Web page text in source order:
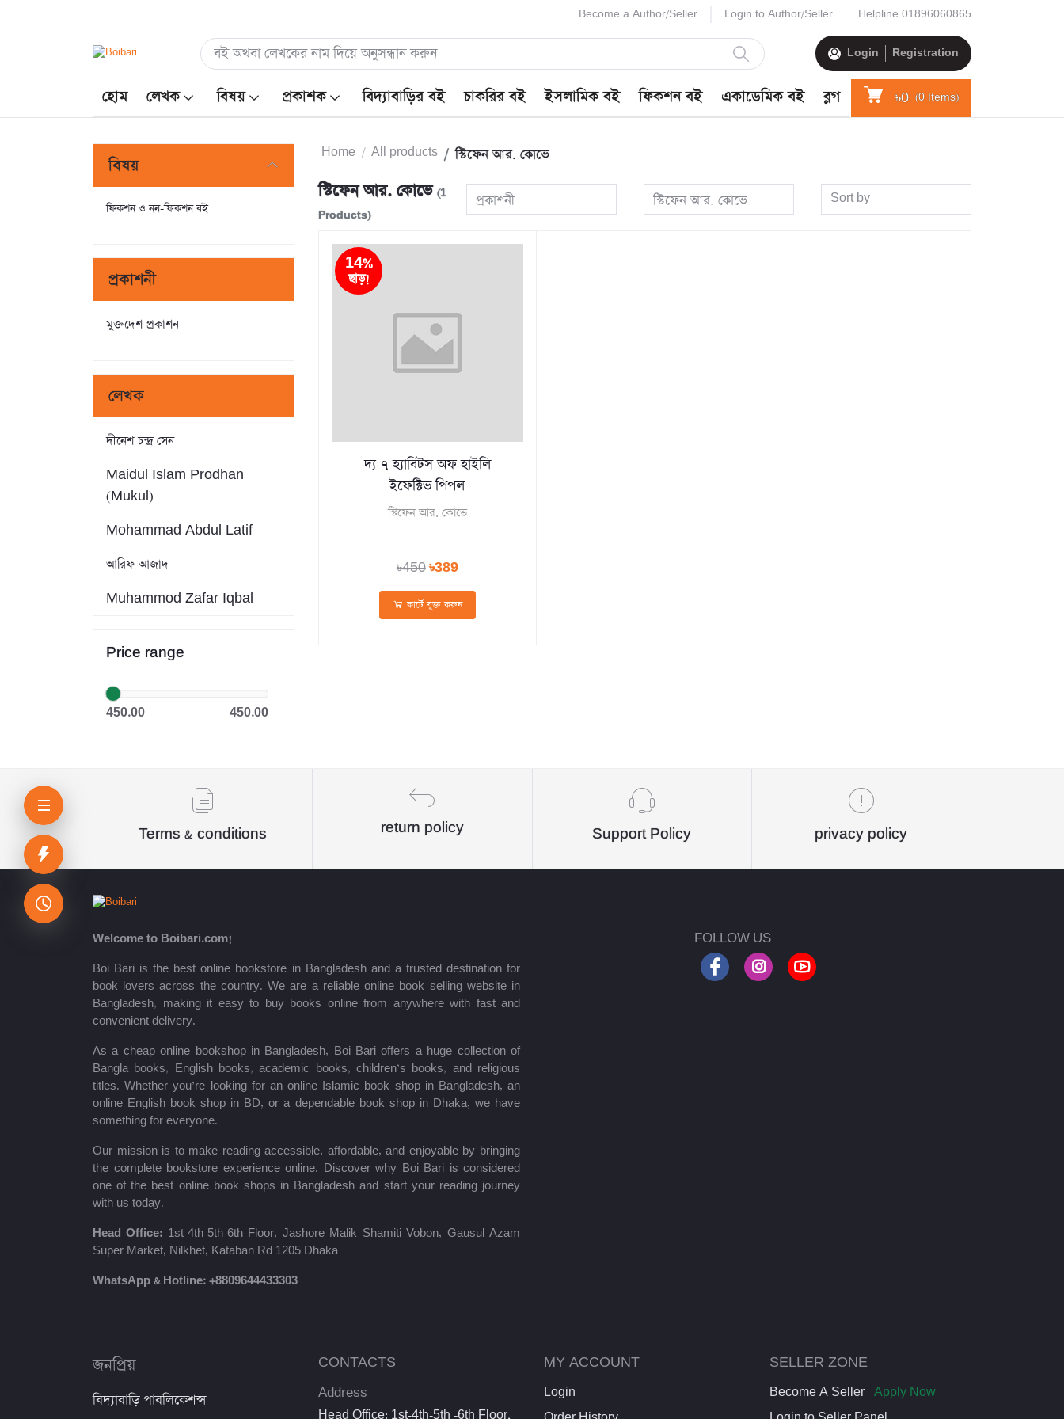
Become a Author/Seller Login to Author/Seller Helpline 01896060865
Login Registration
হোম লেখক বিষয় প্রকাশক বিদ্যাবাড়ির বই চাকরির বই ইসলামিক বই ফিকশন বই একাডেমিক বই ব্লগ ৳0 (0 Items)
বিষয়
ফিকশন ও নন-ফিকশন বই
প্রকাশনী
মুক্তদেশ প্রকাশন
লেখক
দীনেশ চন্দ্র সেন
Maidul Islam Prodhan
(Mukul)
Mohammad Abdul Latif
আরিফ আজাদ
Muhammod Zafar Iqbal
Dr. Khandaker Abdullah
Jahangir
কিউএনএ পাবলিকেশন্স লেখক পরিষদ
অর্কিড সম্পাদনা পর্ষদ (সম্পাদক)
পাঞ্জেরী সম্পাদনা পর্ষদ
মফিজুল ইসলাম মিলন
রবীন্দ্রনাথ ঠাকুর
মোত্তাসিন পাহলভী
শায়খ আহমাদুল্লাহ
মোঃ খাইরুল আলম
ম্যাক্সিম গোর্কি
মহাদেব সাহা
প্রমথ চৌধুরী
শরৎচন্দ্র চট্টোপাধ্যায়
সলিমুল্লাহ খান
Price range
450.00 450.00
Home All products স্টিফেন আর. কোভে
স্টিফেন আর. কোভে (1
Products)
প্রকাশনী স্টিফেন আর. কোভে Sort by
14%
ছাড়!
দ্য ৭ হ্যাবিটস অফ হাইলি
ইফেক্টিভ পিপল
স্টিফেন আর. কোভে
৳450৳389
কার্টে যুক্ত করুন
Terms & conditions return policy Support Policy privacy policy
Welcome to Boibari.com!
Boi Bari is the best online bookstore in Bangladesh and a trusted destination for
book lovers across the country. We are a reliable online book selling website in
Bangladesh, making it easy to buy books online from anywhere with fast and
convenient delivery.
As a cheap online bookshop in Bangladesh, Boi Bari offers a huge collection of
Bangla books, English books, academic books, children’s books, and religious
titles. Whether you’re looking for an online Islamic book shop in Bangladesh, an
online English book shop in BD, or a dependable book shop in Dhaka, we have
something for everyone.
Our mission is to make reading accessible, affordable, and enjoyable by bringing
the complete bookstore experience online. Discover why Boi Bari is considered
one of the best online book shops in Bangladesh and start your reading journey
with us today.
Head Office: 1st-4th-5th-6th Floor, Jashore Malik Shamiti Vobon, Gausul Azam
Super Market, Nilkhet, Kataban Rd 1205 Dhaka
WhatsApp & Hotline: +8809644433303
FOLLOW US
জনপ্রিয়
বিদ্যাবাড়ি পাবলিকেশন্স
CONTACTS
Address
Head Office: 1st-4th-5th -6th Floor,
MY ACCOUNT
Login
SELLER ZONE
Become A Seller
Apply Now